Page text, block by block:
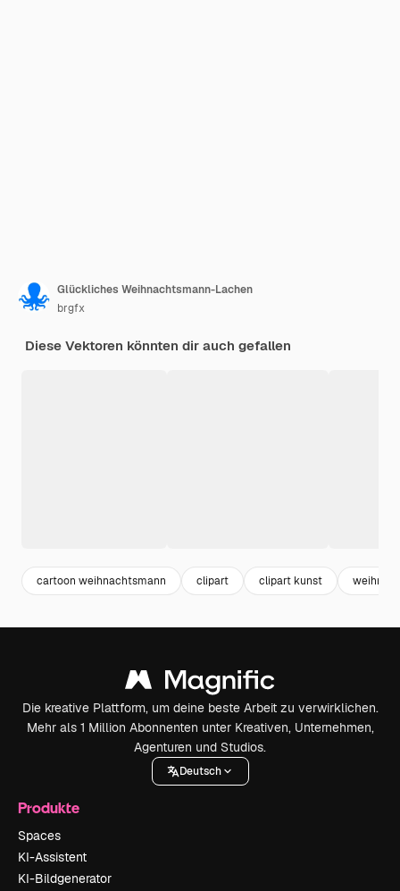
Glückliches Weihnachtsmann-Lachen
brgfx
Diese Vektoren könnten dir auch gefallen
cartoon weihnachtsmann clipart clipart kunst
Die kreative Plattform, um deine beste Arbeit zu verwirklichen.
Mehr als 1 Million Abonnenten unter Kreativen, Unternehmen,
Agenturen und Studios.
Deutsch
Produkte
Spaces
KI-Assistent
KI-Bildgenerator